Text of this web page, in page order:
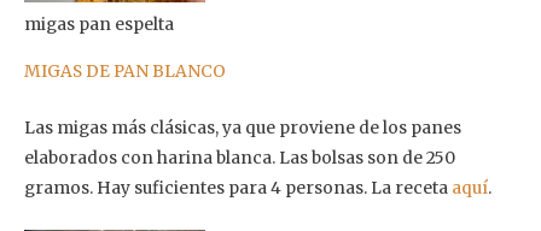
migas pan espelta
MIGAS DE PAN BLANCO
Las migas más clásicas, ya que proviene de los panes
elaborados con harina blanca. Las bolsas son de 250
gramos. Hay suficientes para 4 personas. La receta aquí.